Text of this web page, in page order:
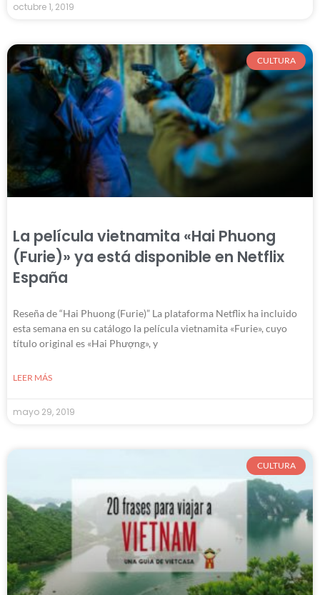
octubre 1, 2019
CULTURA
La película vietnamita «Hai Phuong
(Furie)» ya está disponible en Netflix
España
Reseña de “Hai Phuong (Furie)” La plataforma Netflix ha incluido
esta semana en su catálogo la película vietnamita «Furie», cuyo
título original es «Hai Phượng», y
LEER MÁS
mayo 29, 2019
CULTURA